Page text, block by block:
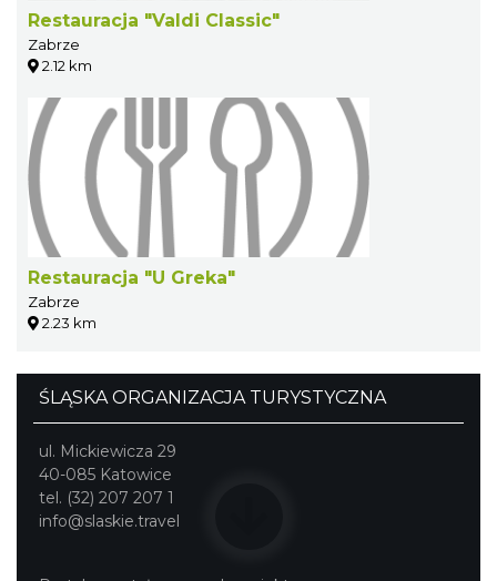
Restauracja "Valdi Classic"
Zabrze
2.12 km
Restauracja "U Greka"
Zabrze
2.23 km
ŚLĄSKA ORGANIZACJA TURYSTYCZNA
ul. Mickiewicza 29
40-085 Katowice
tel. (32) 207 207 1
info@slaskie.travel